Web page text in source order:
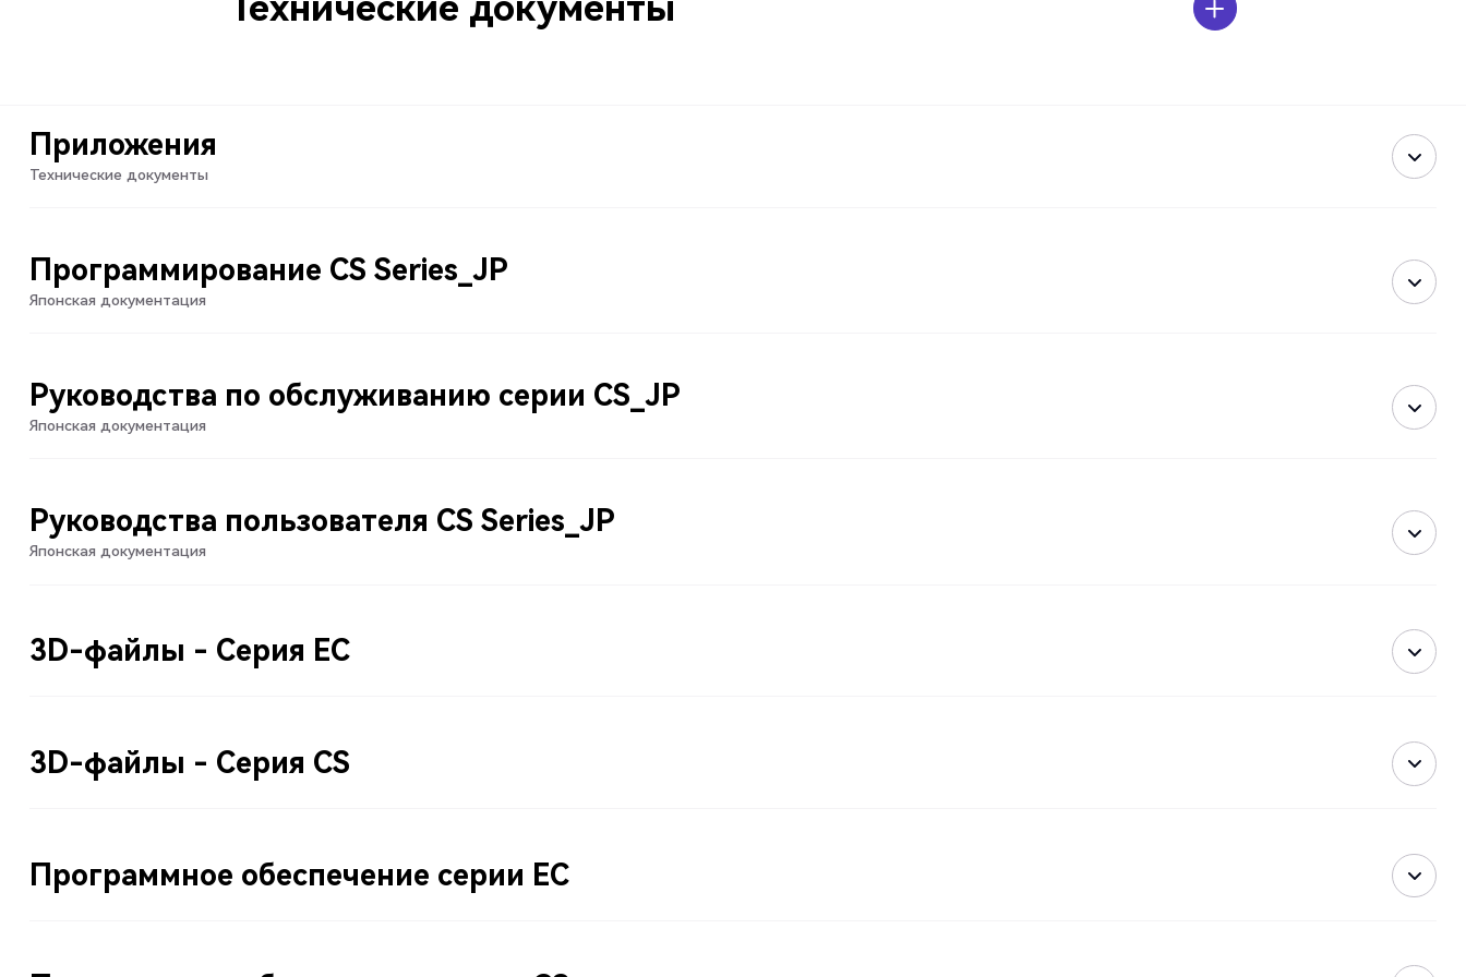
Приложения
Технические документы
Программирование CS Series_JP
Японская документация
Руководства по обслуживанию серии CS_JP
Японская документация
Руководства пользователя CS Series_JP
Японская документация
3D-файлы - Серия EC
3D-файлы - Серия CS
Программное обеспечение серии EC